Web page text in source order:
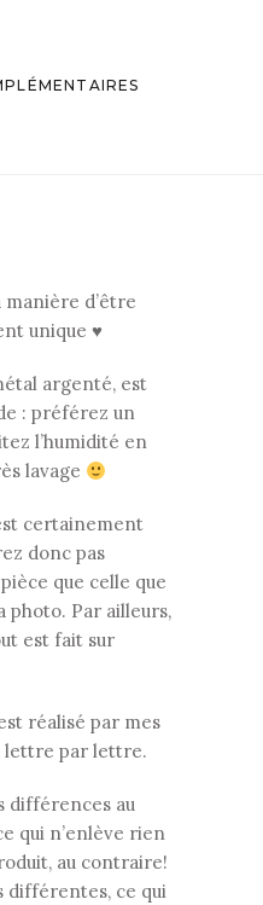
manière d’être
unique ♥
argenté, est
: préférez un
l’humidité en
lavage
certainement
donc pas
que celle que
photo. Par ailleurs,
est fait sur
réalisé par mes
lettre par lettre.
différences au
qui n’enlève rien
au contraire!
différentes, ce qui